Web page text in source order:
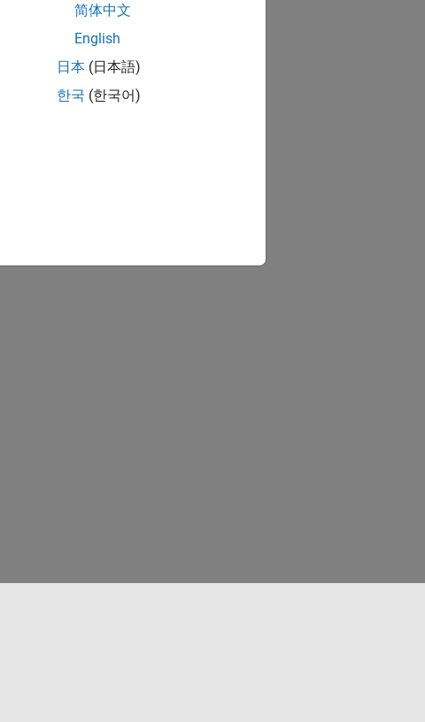
简体中文
English
日本 (日本語)
한국 (한국어)